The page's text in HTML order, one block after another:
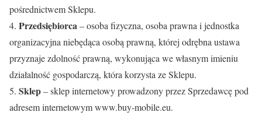
pośrednictwem Sklepu.
4. Przedsiębiorca– osoba fizyczna, osoba prawna i jednostka
organizacyjna niebędąca osobą prawną, której odrębna ustawa
przyznaje zdolność prawną, wykonująca we własnym imieniu
działalność gospodarczą, która korzysta ze Sklepu.
5. Sklep– sklep internetowy prowadzony przez Sprzedawcę pod
adresem internetowym www.buy-mobile.eu.